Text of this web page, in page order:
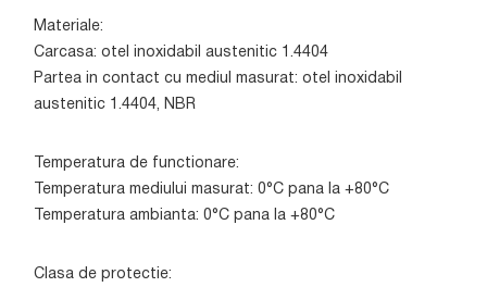
Materiale:
Carcasa: otel inoxidabil austenitic 1.4404
Partea in contact cu mediul masurat: otel inoxidabil
austenitic 1.4404, NBR
Temperatura de functionare:
Temperatura mediului masurat: 0°C pana la +80°C
Temperatura ambianta: 0°C pana la +80°C
Clasa de protectie: